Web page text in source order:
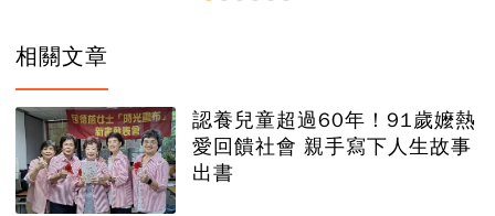
相關文章
認養兒童超過60年！91歲嬤熱
愛回饋社會 親手寫下人生故事
出書